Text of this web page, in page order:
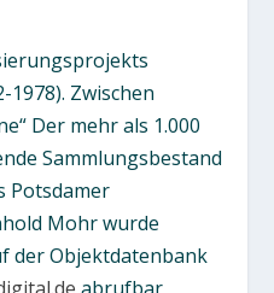
1978). Zwischen
Der mehr als 1.000
Sammlungsbestand
Potsdamer
Mohr wurde
der Objektdatenbank